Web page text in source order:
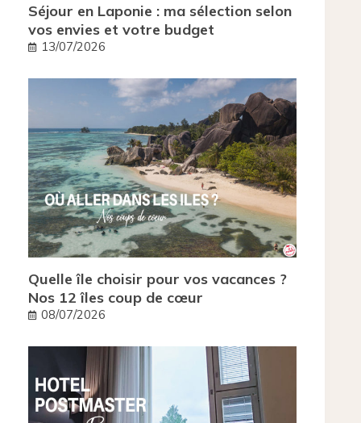
Séjour en Laponie : ma sélection selon
vos envies et votre budget
13/07/2026
Quelle île choisir pour vos vacances ?
Nos 12 îles coup de cœur
08/07/2026